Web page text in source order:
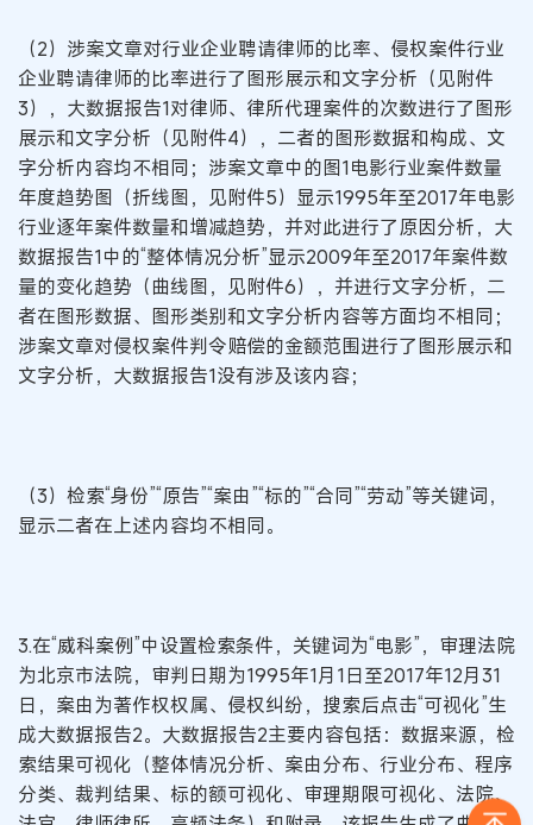
（2）涉案文章对行业企业聘请律师的比率、侵权案件行业
企业聘请律师的比率进行了图形展示和文字分析（见附件
3），大数据报告1对律师、律所代理案件的次数进行了图形
展示和文字分析（见附件4），二者的图形数据和构成、文
字分析内容均不相同；涉案文章中的图1电影行业案件数量
年度趋势图（折线图，见附件5）显示1995年至2017年电影
行业逐年案件数量和增减趋势，并对此进行了原因分析，大
数据报告1中的“整体情况分析”显示2009年至2017年案件数
量的变化趋势（曲线图，见附件6），并进行文字分析，二
者在图形数据、图形类别和文字分析内容等方面均不相同；
涉案文章对侵权案件判令赔偿的金额范围进行了图形展示和
文字分析，大数据报告1没有涉及该内容；
（3）检索“身份”“原告”“案由”“标的”“合同”“劳动”等关键词，
显示二者在上述内容均不相同。
3.在“威科案例”中设置检索条件，关键词为“电影”，审理法院
为北京市法院，审判日期为1995年1月1日至2017年12月31
日，案由为著作权权属、侵权纠纷，搜索后点击“可视化”生
成大数据报告2。大数据报告2主要内容包括：数据来源，检
索结果可视化（整体情况分析、案由分布、行业分布、程序
分类、裁判结果、标的额可视化、审理期限可视化、法院、